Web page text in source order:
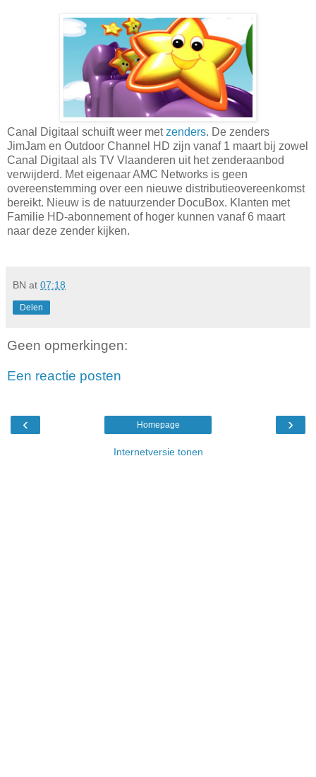
Canal Digitaal schuift weer metzenders. De zenders
JimJam en Outdoor Channel HD zijn vanaf 1 maart bij zowel
Canal Digitaal als TV Vlaanderen uit het zenderaanbod
verwijderd. Met eigenaar AMC Networks is geen
overeenstemming over een nieuwe distributieovereenkomst
bereikt. Nieuw is de natuurzender DocuBox. Klanten met
Familie HD-abonnement of hoger kunnen vanaf 6 maart
naar deze zender kijken.
BN at 07:18
Delen
Geen opmerkingen:
Een reactie posten
‹ ›
Homepage
Internetversie tonen